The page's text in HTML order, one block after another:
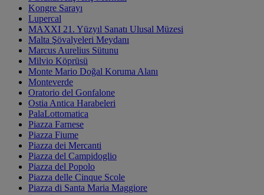
Kongre Sarayı
Lupercal
MAXXI 21. Yüzyıl Sanatı Ulusal Müzesi
Malta Şövalyeleri Meydanı
Marcus Aurelius Sütunu
Milvio Köprüsü
Monte Mario Doğal Koruma Alanı
Monteverde
Oratorio del Gonfalone
Ostia Antica Harabeleri
PalaLottomatica
Piazza Farnese
Piazza Fiume
Piazza dei Mercanti
Piazza del Campidoglio
Piazza del Popolo
Piazza delle Cinque Scole
Piazza di Santa Maria Maggiore